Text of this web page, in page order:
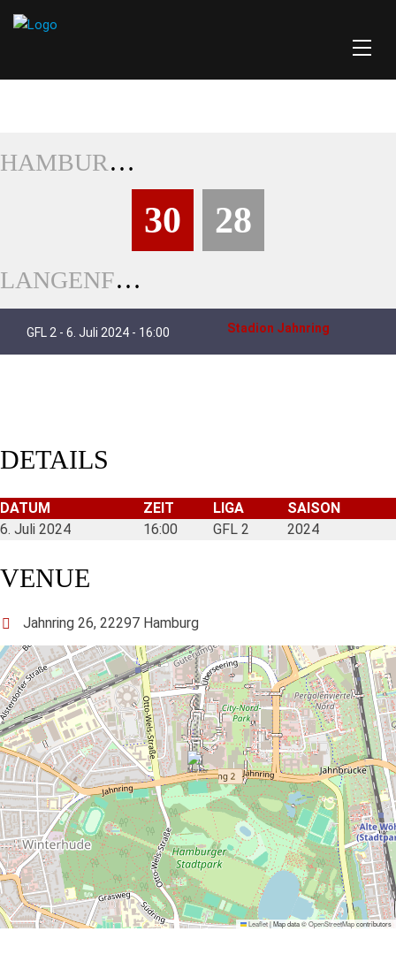
HAMBURG PIONEERS
30 28
LANGENFELD LONGHORNS
GFL 2 - 6. Juli 2024 - 16:00 Stadion Jahnring
DETAILS
DATUM ZEIT LIGA
SAISON
6. Juli 2024
16:00 GFL 2 2024
VENUE
Jahnring 26, 22297 Hamburg
Leaflet|Map data ©OpenStreetMapcontributors